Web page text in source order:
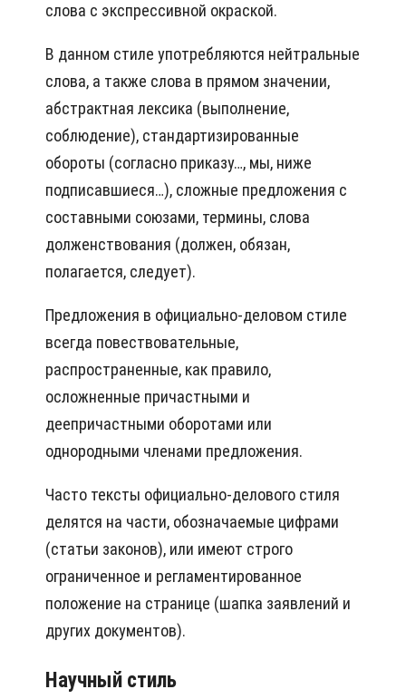
слова с экспрессивной окраской.
В данном стиле употребляются нейтральные
слова, а также слова в прямом значении,
абстрактная лексика (выполнение,
соблюдение), стандартизированные
обороты (согласно приказу…, мы, ниже
подписавшиеся…), сложные предложения с
составными союзами, термины, слова
долженствования (должен, обязан,
полагается, следует).
Предложения в официально-деловом стиле
всегда повествовательные,
распространенные, как правило,
осложненные причастными и
деепричастными оборотами или
однородными членами предложения.
Часто тексты официально-делового стиля
делятся на части, обозначаемые цифрами
(статьи законов), или имеют строго
ограниченное и регламентированное
положение на странице (шапка заявлений и
других документов).
Научный стиль